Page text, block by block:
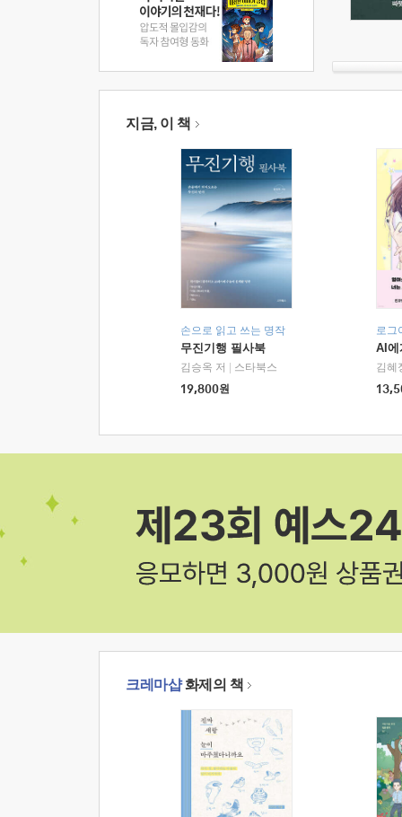
지금, 이 책
손으로 읽고 쓰는 명작
무진기행 필사북
김승옥 저
스타북스
19,800원
로그
AI에
김혜
크레마샵화제의 책